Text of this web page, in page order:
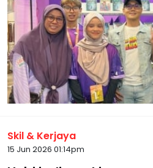
Skil & Kerjaya
15 Jun 2026 01:14pm